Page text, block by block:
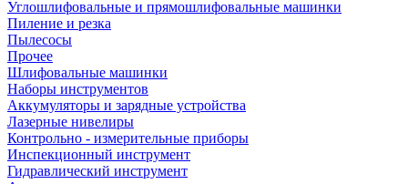
Углошлифовальные и прямошлифовальные машинки
Пиление и резка
Пылесосы
Прочее
Шлифовальные машинки
Наборы инструментов
Аккумуляторы и зарядные устройства
Лазерные нивелиры
Контрольно - измерительные приборы
Инспекционный инструмент
Гидравлический инструмент